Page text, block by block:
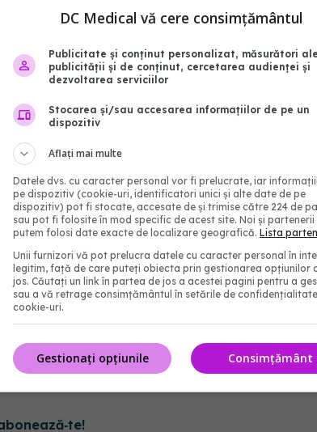
în Școala Nuseirat, una dintre
improvizate în timpul atacurilor israeliene.
că serviciile de sănătate prăbușite din
la momentul respectiv au făcut imposibilă
americană de
a semnat un acord pentru achiziționarea
din domeniul sănătății, ca parte a
mobile.
valoarea tranzacției.
DC Medical vă cere consimțământul
Publicitate și conținut personalizat, măsurători ale
publicității și de conținut, cercetarea audienței și
dezvoltarea serviciilor
Stocarea și/sau accesarea informațiilor de pe un
dispozitiv
Aflați mai multe
Datele dvs. cu caracter personal vor fi prelucrate, iar
pe dispozitiv (cookie-uri, identificatori unici și alte date de pe
dispozitiv) pot fi stocate, accesate de și trimise către 224 de
sau pot fi folosite în mod specific de acest site. Noi și partenerii
putem folosi date exacte de localizare geografică. Lista
Unii furnizori vă pot prelucra datele cu caracter personal în
legitim, față de care puteți obiecta prin gestionarea opțiunilor
jos. Căutați un link în partea de jos a acestei pagini pentru a
sau a vă retrage consimțământul în setările de
cookie-uri.
Consimțământ
Gestionați opțiunile